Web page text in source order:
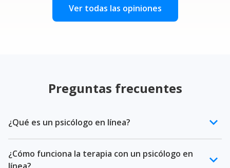
Ver todas las opiniones
Preguntas frecuentes
¿Qué es un psicólogo en línea? keyboard_arrow_down
mental certificado que ofrece terapia psicológica a
¿Cómo funciona la terapia con un psicólogo en
keyboard_arrow_down